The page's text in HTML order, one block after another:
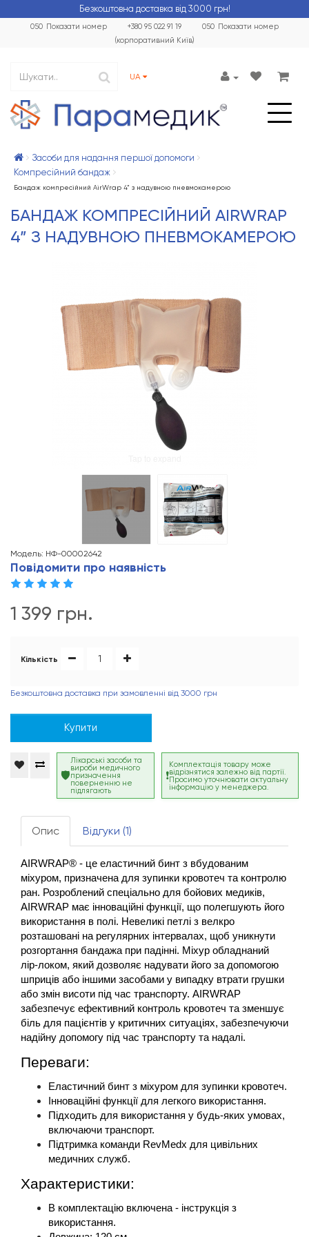
Безкоштовна доставка від 3000 грн!
050 Показати номер
050 Показати номер
+380 95 022 91 19
(корпоративний Київ)
UA
Засоби для надання першої допомоги
Компресійний бандаж
Бандаж компресійний AirWrap 4” з надувною пневмокамерою
БАНДАЖ КОМПРЕСІЙНИЙ AIRWRAP
4” З НАДУВНОЮ ПНЕВМОКАМЕРОЮ
Модель: НФ-00002642
Повідомити про наявність
1 399 грн.
Кількість
Безкоштовна доставка при замовленні від 3000 грн
Купити
Лікарські засоби та
вироби медичного
призначення
поверненню не
підлягають
Комплектація товару може
відрізнятися залежно від партії.
Просимо уточнювати актуальну
інформацію у менеджера.
Опис Відгуки (1)
AIRWRAP® - це еластичний бинт з вбудованим
міхуром, призначена для зупинки кровотеч та контролю
ран. Розроблений спеціально для бойових медиків,
AIRWRAP має інноваційні функції, що полегшують його
використання в полі. Невеликі петлі з велкро
розташовані на регулярних інтервалах, щоб уникнути
розгортання бандажа при падінні. Міхур обладнаний
лір-локом, який дозволяє надувати його за допомогою
шприців або іншими засобами у випадку втрати грушки
або змін висоти під час транспорту. AIRWRAP
забезпечує ефективний контроль кровотеч та зменшує
біль для пацієнтів у критичних ситуаціях, забезпечуючи
надійну допомогу під час транспорту та надалі.
Переваги:
Еластичний бинт з міхуром для зупинки кровотеч.
Інноваційні функції для легкого використання.
Підходить для використання у будь-яких умовах,
включаючи транспорт.
Підтримка команди RevMedx для цивільних
медичних служб.
Характеристики:
В комплектацію включена - інструкція з
використання.